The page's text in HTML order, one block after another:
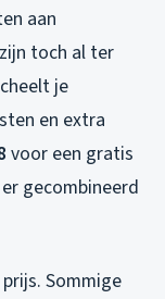
aan
toch al ter
je
en extra
voor een gratis
gecombineerd
Sommige